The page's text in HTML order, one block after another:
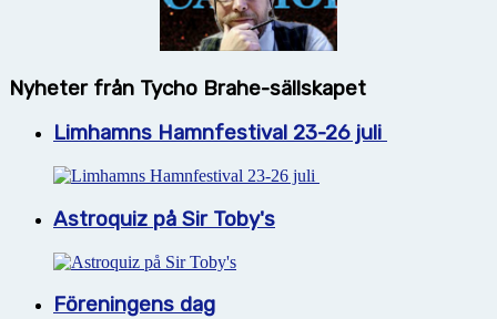
Nyheter från Tycho Brahe-sällskapet
Limhamns Hamnfestival 23-26 juli
Astroquiz på Sir Toby's
Föreningens dag